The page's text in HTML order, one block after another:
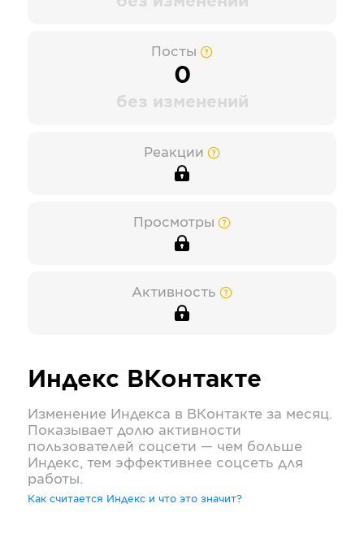
Посты
0
без изменений
Реакции
Просмотры
Активность
Индекс ВКонтакте
Изменение Индекса в ВКонтакте за месяц.
Показывает долю активности
пользователей соцсети — чем больше
Индекс, тем эффективнее соцсеть для
работы.
Как считается Индекс и что это значит?